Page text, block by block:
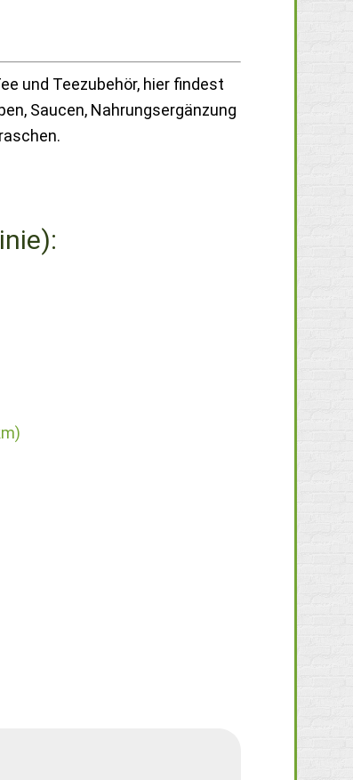
und Teezubehör, hier findest
Saucen, Nahrungsergänzung